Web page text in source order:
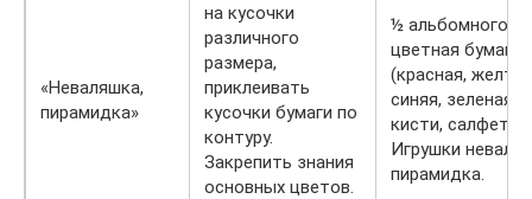
«Неваляшка,
пирамидка»
на кусочки
различного
размера,
приклеивать
кусочки бумаги по
контуру.
Закрепить знания
основных цветов.
½ альбомного
цветная бумага
(красная,
синяя, зеленая),
кисти, салфетка.
Игрушки
пирамидка.